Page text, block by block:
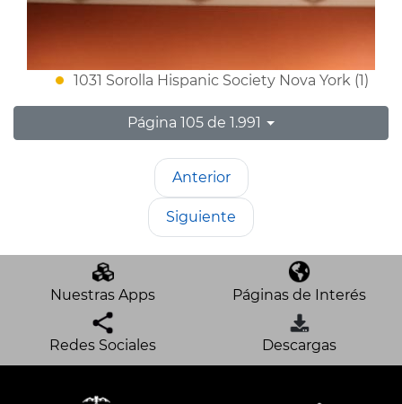
1031 Sorolla Hispanic Society Nova York (1)
Página 105 de 1.991
Anterior
Siguiente
Nuestras Apps Páginas de Interés
Redes Sociales Descargas